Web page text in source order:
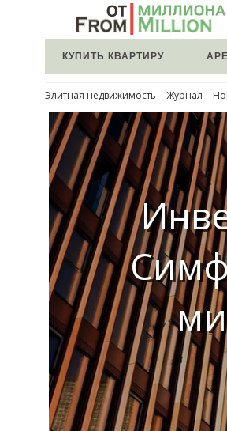
КУПИТЬ КВАРТИРУ
Элитная недвижимость Журнал